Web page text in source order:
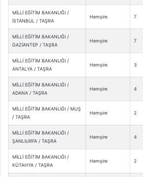
MİLLİ EĞİTİM BAKANLIĞI /
İSTANBUL / TAŞRA
Hemşire 7
MİLLİ EĞİTİM BAKANLIĞI /
GAZİANTEP / TAŞRA
Hemşire 7
MİLLİ EĞİTİM BAKANLIĞI /
ANTALYA / TAŞRA
Hemşire 3
MİLLİ EĞİTİM BAKANLIĞI /
ADANA / TAŞRA
Hemşire 4
MİLLİ EĞİTİM BAKANLIĞI / MUŞ
/ TAŞRA
Hemşire 2
MİLLİ EĞİTİM BAKANLIĞI /
ŞANLIURFA / TAŞRA
Hemşire 4
MİLLİ EĞİTİM BAKANLIĞI /
KÜTAHYA / TAŞRA
Hemşire 2